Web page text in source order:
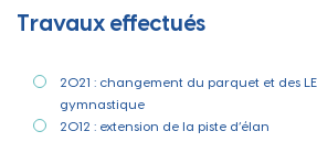
Travaux effectués
2021 : changement du parquet et des
gymnastique
2012 : extension de la piste d’élan